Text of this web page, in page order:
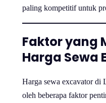
paling kompetitif untuk
Faktor yang
Harga Sewa
Harga sewa excavator di
oleh beberapa faktor